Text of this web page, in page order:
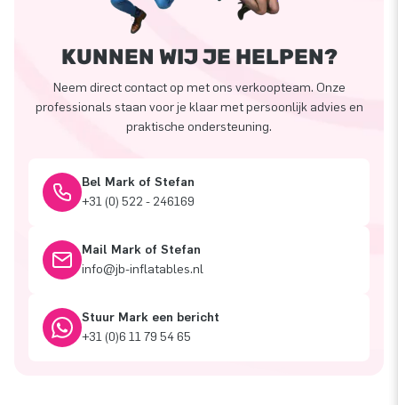
KUNNEN WIJ JE HELPEN?
Neem direct contact op met ons verkoopteam. Onze
professionals staan voor je klaar met persoonlijk advies en
praktische ondersteuning.
Bel Mark of Stefan
+31 (0) 522 - 246169
Mail Mark of Stefan
info@jb-inflatables.nl
Stuur Mark een bericht
+31 (0)6 11 79 54 65